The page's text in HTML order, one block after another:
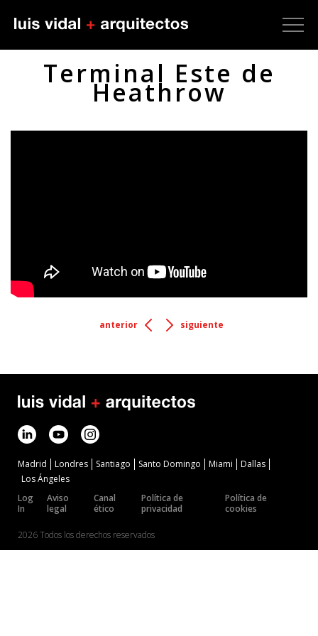
Terminal Este de
Heathrow
anterior siguiente
Madrid Londres Santiago Santo Domingo Miami
Dallas
Los Ángeles
Log
In
Aviso
legal
Canal
ético
Política de
privacidad
Política de
cookies
2026 Todos los derechos reservados